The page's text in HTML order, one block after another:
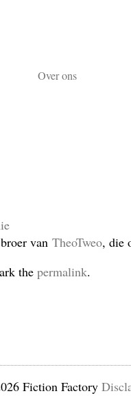
Over ons
van TheoTweo, die
the permalink.
Fiction Factory